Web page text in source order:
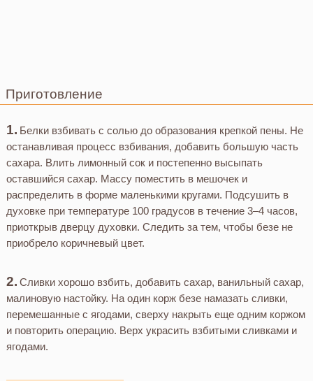
Приготовление
Белки взбивать с солью до образования крепкой пены. Не
останавливая процесс взбивания, добавить большую часть
сахара. Влить лимонный сок и постепенно высыпать
оставшийся сахар. Массу поместить в мешочек и
распределить в форме маленькими кругами. Подсушить в
духовке при температуре 100 градусов в течение 3–4 часов,
приоткрыв дверцу духовки. Следить за тем, чтобы безе не
приобрело коричневый цвет.
Сливки хорошо взбить, добавить сахар, ванильный сахар,
малиновую настойку. На один корж безе намазать сливки,
перемешанные с ягодами, сверху накрыть еще одним коржом
и повторить операцию. Верх украсить взбитыми сливками и
ягодами.